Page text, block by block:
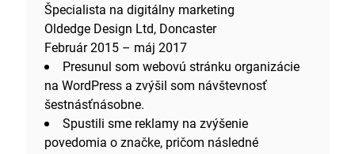
Špecialista na digitálny marketing
Oldedge Design Ltd, Doncaster
Február 2015 – máj 2017
Presunul som webovú stránku organizácie
na WordPress a zvýšil som návštevnosť
šestnásťnásobne.
Spustili sme reklamy na zvýšenie
povedomia o značke, pričom následné